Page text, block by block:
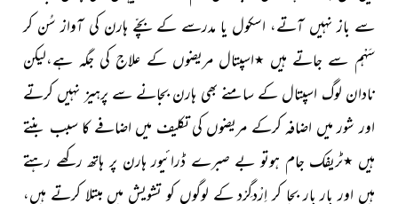
سے باز نہیں آتے، اسکول یا مدرسے کے بچّے ہارن کی آواز سُن کر
سَہْم سے جاتے ہیں ٭اسپتال مریضوں کے علاج کی جگہ ہے،لیکن
نادان لوگ اسپتال کے سامنے بھی ہارن بجانے سے پرہیز نہیں کرتے
اور شور میں اضافہ کرکے مریضوں کی تکلیف میں اضافے کا سبب بنتے
ہیں ٭ٹریفک جام ہوتو بے صبرے ڈرائیور ہارن پر ہاتھ رکھے رہتے
ہیں اور بار بار بجا کر اِرْدگِرْد کے لوگوں کو تشویش میں مبتلا کرتے ہیں،